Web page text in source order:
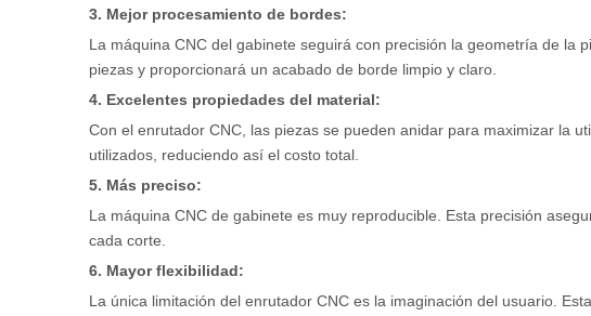
3. Mejor procesamiento de bordes:
La máquina CNC del gabinete seguirá con precisión la geometría de la
piezas y proporcionará un acabado de borde limpio y claro.
4. Excelentes propiedades del material:
Con el enrutador CNC, las piezas se pueden anidar para maximizar la
utilizados, reduciendo así el costo total.
5. Más preciso:
La máquina CNC de gabinete es muy reproducible. Esta precisión
cada corte.
6. Mayor flexibilidad:
La única limitación del enrutador CNC es la imaginación del usuario.